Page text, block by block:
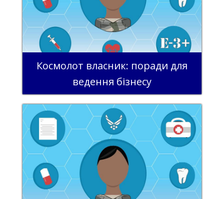
Космолот власник: поради для
ведення бізнесу